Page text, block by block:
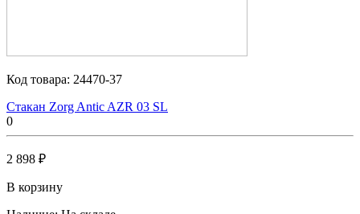
Код товара: 24470-37
Стакан Zorg Antic AZR 03 SL
0
2 898 ₽
В корзину